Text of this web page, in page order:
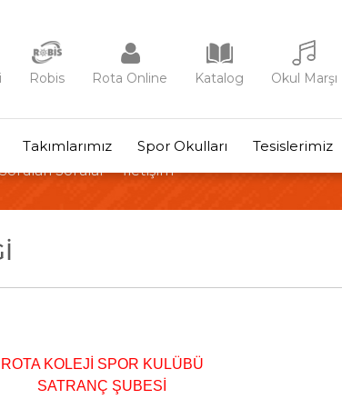
Robis Rota Online Katalog Okul Marşı
Takımlarımız Spor Okulları Tesislerimiz
Sorulan Sorular İletişim
ROTA KOLEJİ SPOR KULÜBÜ
SATRANÇ ŞUBESİ